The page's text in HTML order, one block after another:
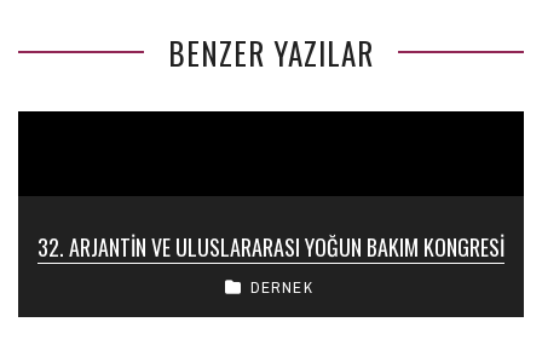
BENZER YAZILAR
32. ARJANTIN VE ULUSLARARASI YOĞUN BAKIM KONGRESI
DERNEK